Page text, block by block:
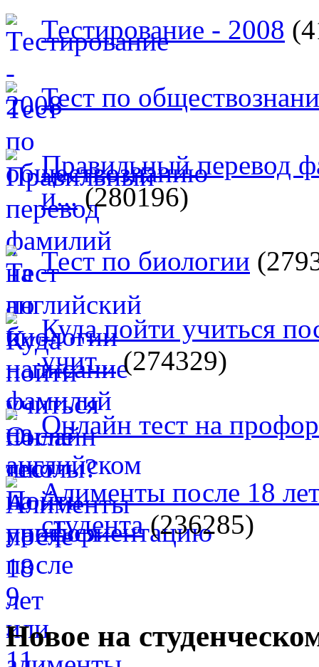
Тестирование - 2008
Тест по
Правильный перевод
и...(280196)
Тест по биологии
Куда пойти учиться
учит...(274329)
Онлайн тест на
Алименты после 18
студента(236285)
Новое на